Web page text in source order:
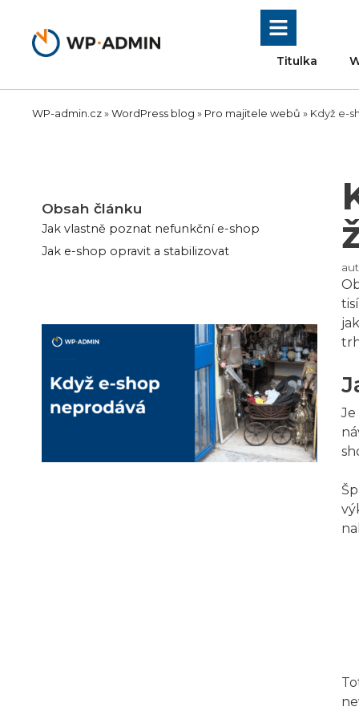
obsah
Titulka
WP-admin.cz » WordPress blog » Pro majitele webů » Když e-
Obsah článku
Jak vlastně poznat nefunkční e-shop
Jak e-shop opravit a stabilizovat